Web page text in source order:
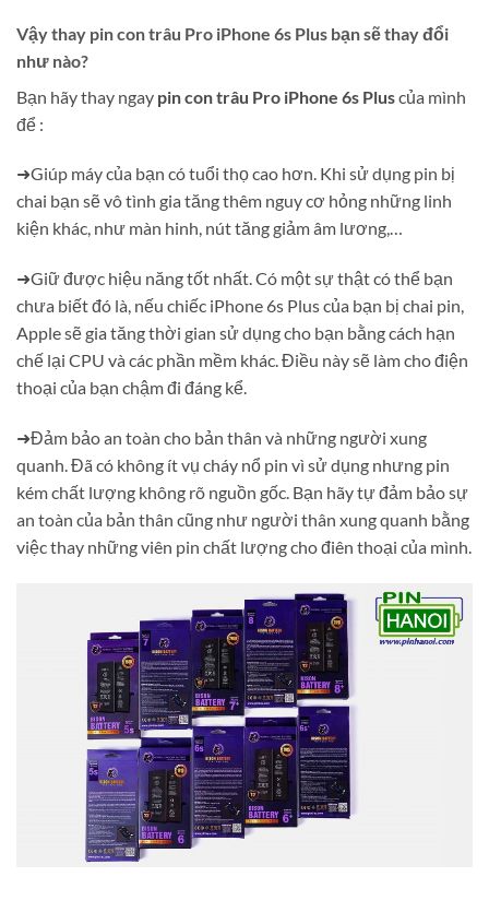
Vậy thay pin con trâu Pro iPhone 6s Plus bạn sẽ thay đổi
như nào?
Bạn hãy thay ngay pin con trâu Pro iPhone 6s Pluscủa mình
để :
➜Giúp máy của bạn có tuổi thọ cao hơn. Khi sử dụng pin bị
chai bạn sẽ vô tình gia tăng thêm nguy cơ hỏng những linh
kiện khác, như màn hinh, nút tăng giảm âm lương,…
➜Giữ được hiệu năng tốt nhất. Có một sự thật có thể bạn
chưa biết đó là, nếu chiếc iPhone 6s Plus của bạn bị chai pin,
Apple sẽ gia tăng thời gian sử dụng cho bạn bằng cách hạn
chế lại CPU và các phần mềm khác. Điều này sẽ làm cho điện
thoại của bạn chậm đi đáng kể.
➜Đảm bảo an toàn cho bản thân và những người xung
quanh. Đã có không ít vụ cháy nổ pin vì sử dụng nhưng pin
kém chất lượng không rõ nguồn gốc. Bạn hãy tự đảm bảo sự
an toàn của bản thân cũng như người thân xung quanh bằng
việc thay những viên pin chất lượng cho điên thoại của mình.